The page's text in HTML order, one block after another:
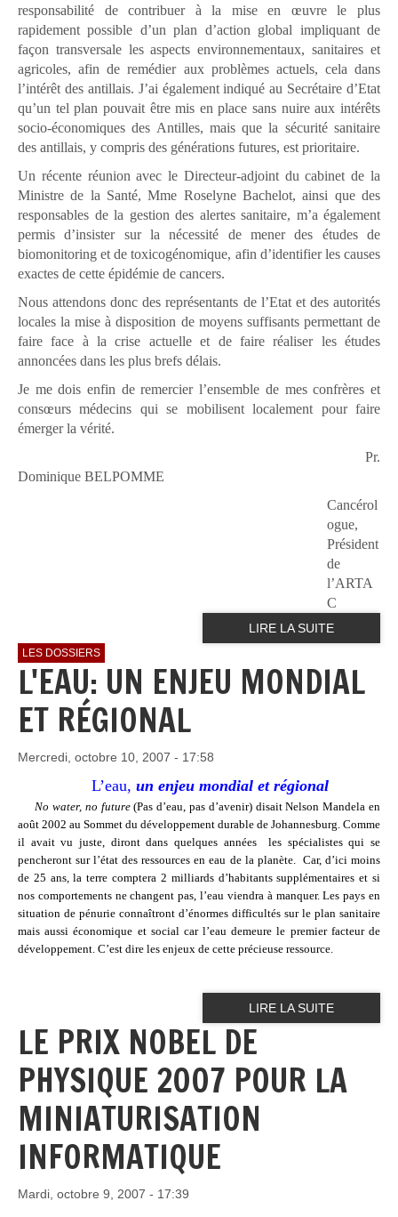
responsabilité de contribuer à la mise en œuvre le plus
rapidement possible d’un plan d’action global impliquant de
façon transversale les aspects environnementaux, sanitaires et
agricoles, afin de remédier aux problèmes actuels, cela dans
l’intérêt des antillais. J’ai également indiqué au Secrétaire d’Etat
qu’un tel plan pouvait être mis en place sans nuire aux intérêts
socio-économiques des Antilles, mais que la sécurité sanitaire
des antillais, y compris des générations futures, est prioritaire.
Un récente réunion avec le Directeur-adjoint du cabinet de la
Ministre de la Santé, Mme Roselyne Bachelot, ainsi que des
responsables de la gestion des alertes sanitaire, m’a également
permis d’insister sur la nécessité de mener des études de
biomonitoring et de toxicogénomique, afin d’identifier les causes
exactes de cette épidémie de cancers.
Nous attendons donc des représentants de l’Etat et des autorités
locales la mise à disposition de moyens suffisants permettant de
faire face à la crise actuelle et de faire réaliser les études
annoncées dans les plus brefs délais.
Je me dois enfin de remercier l’ensemble de mes confrères et
consœurs médecins qui se mobilisent localement pour faire
émerger la vérité.
Pr.
Dominique BELPOMME
Cancérol
ogue,
Président
de
l’ARTA
C
LIRE LA SUITE
LES DOSSIERS
L'EAU: UN ENJEU MONDIAL
ET RÉGIONAL
Mercredi, octobre 10, 2007 - 17:58
L’eau, un enjeu mondial et régional
No water, no future(Pas d’eau, pas d’avenir) disait Nelson Mandela en
août 2002 au Sommet du développement durable de Johannesburg. Comme
il avait vu juste, diront dans quelques années
les spécialistes qui se
pencheront sur l’état des ressources en eau de la planète.Car, d’ici moins
de 25 ans, la terre comptera 2 milliards d’habitants supplémentaires et si
nos comportements ne changent pas, l’eau viendra à manquer. Les pays en
situation de pénurie connaîtront d’énormes difficultés sur le plan sanitaire
mais aussi économique et social car l’eau demeure le premier facteur de
développement. C’est dire les enjeux de cette précieuse ressource.
LIRE LA SUITE
LE PRIX NOBEL DE
PHYSIQUE 2007 POUR LA
MINIATURISATION
INFORMATIQUE
Mardi, octobre 9, 2007 - 17:39